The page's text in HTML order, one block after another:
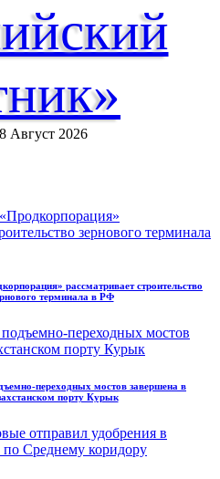
Август 2026
рассматривает строительство
терминала в РФ
переходных мостов завершена в
порту Курык